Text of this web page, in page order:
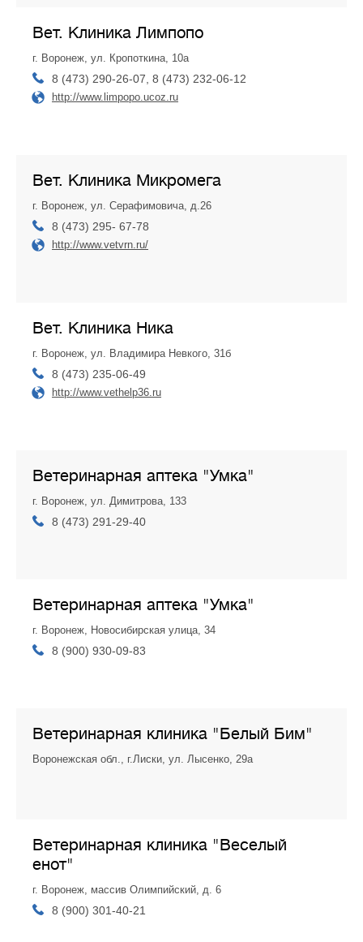
Вет. Клиника Лимпопо
г. Воронеж, ул. Кропоткина, 10а
8 (473) 290-26-07, 8 (473) 232-06-12
http://www.limpopo.ucoz.ru
Вет. Клиника Микромега
г. Воронеж, ул. Серафимовича, д.26
8 (473) 295- 67-78
http://www.vetvrn.ru/
Вет. Клиника Ника
г. Воронеж, ул. Владимира Невкого, 31б
8 (473) 235-06-49
http://www.vethelp36.ru
Ветеринарная аптека "Умка"
г. Воронеж, ул. Димитрова, 133
8 (473) 291-29-40
Ветеринарная аптека "Умка"
г. Воронеж, Новосибирская улица, 34
8 (900) 930-09-83
Ветеринарная клиника "Белый Бим"
Воронежская обл., г.Лиски, ул. Лысенко, 29а
Ветеринарная клиника "Веселый
енот"
г. Воронеж, массив Олимпийский, д. 6
8 (900) 301-40-21